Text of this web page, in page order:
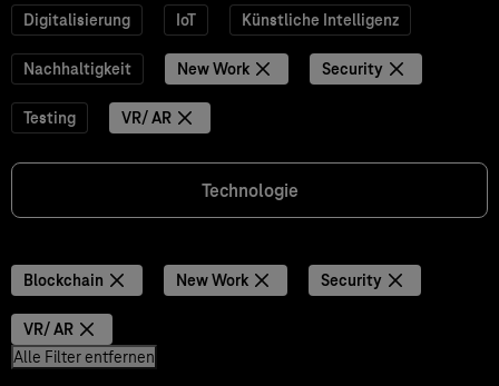
Digitalisierung IoT Künstliche Intelligenz
Nachhaltigkeit New Work Security
Testing VR/ AR
Technologie
Blockchain New Work Security
VR/ AR
Alle Filter entfernen